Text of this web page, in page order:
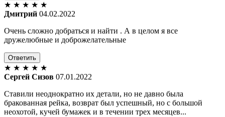
★ ★ ★ ★ ★
Дмитрий 04.02.2022
Очень сложно добраться и найти . А в целом я все
дружелюбные и доброжелательные
Ответить
★ ★ ★ ★ ★
Сергей Сизов 07.01.2022
Ставили неоднократно их детали, но не давно была
бракованная рейка, возврат был успешный, но с большой
неохотой, кучей бумажек и в течении трех месяцев...